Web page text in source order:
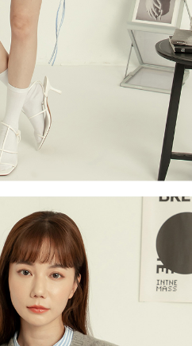
用戶之使用額度並採取法律行動。